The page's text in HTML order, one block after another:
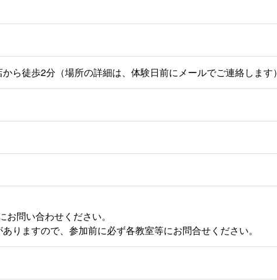
ら徒歩2分（場所の詳細は、体験日前にメールでご連絡します）
問い合わせください。
りますので、参加前に必ず各教室等にお問合せください。